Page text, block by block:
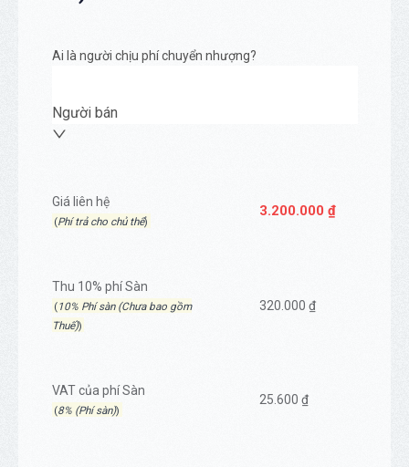
Ai là người chịu phí chuyển nhượng?
Người bán
Giá liên hệ
(Phí trả cho chủ thể)
3.200.000 ₫
Thu 10% phí Sàn
(10% Phí sàn (Chưa bao gồm
Thuế))
320.000 ₫
VAT của phí Sàn
(8% (Phí sàn))
25.600 ₫